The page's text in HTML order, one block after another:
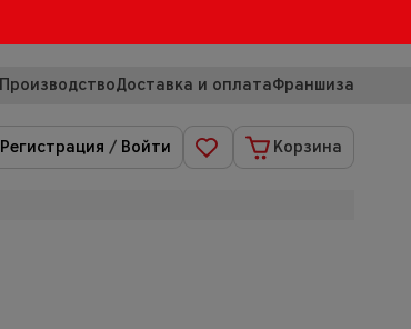
ПроизводствоДоставка и оплатаФраншиза
Регистрация / Войти Корзина